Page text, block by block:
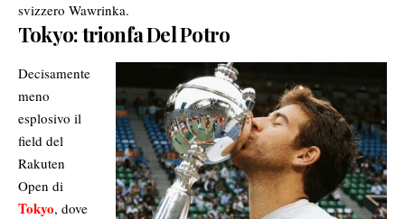
svizzero Wawrinka.
Tokyo: trionfa Del Potro
Decisamente
meno
esplosivo il
field del
Rakuten
Open di
Tokyo, dove